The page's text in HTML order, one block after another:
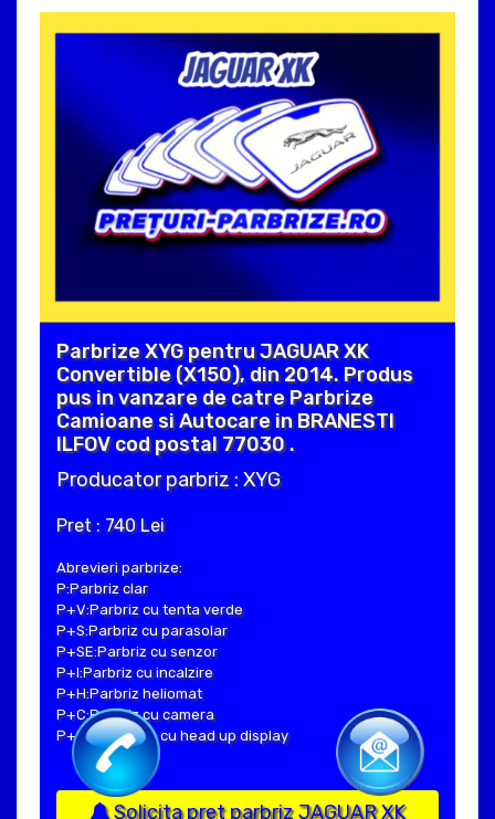
Parbrize XYG pentru JAGUAR XK
Convertible (X150), din 2014. Produs
pus in vanzare de catre Parbrize
Camioane si Autocare in BRANESTI
ILFOV cod postal 77030 .
Producator parbriz : XYG
Pret : 740 Lei
Abrevieri parbrize:
P:Parbriz clar
P+V:Parbriz cu tenta verde
P+S:Parbriz cu parasolar
P+SE:Parbriz cu senzor
P+I:Parbriz cu incalzire
P+H:Parbriz heliomat
P+C:Parbriz cu camera
P+Hud:Parbriz cu head up display
Solicita pret parbriz JAGUAR XK